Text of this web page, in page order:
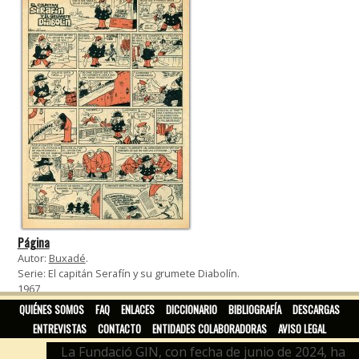
Página
Autor: Buxadé.
Serie: El capitán Serafín y su grumete Diabolín.
1967
QUIÉNES SOMOS FAQ ENLACES DICCIONARIO BIBLIOGRAFÍA
DESCARGAS
ENTREVISTAS
CONTACTO ENTIDADES COLABORADORAS AVISO LEGAL
La Fundació GIN, con fecha de junio de 2024, ha